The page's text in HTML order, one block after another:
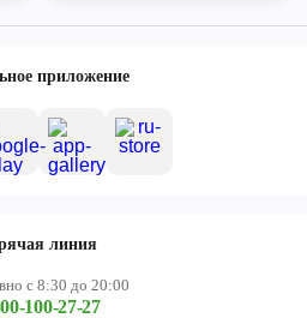
приложение
линия
с 8:30 до 20:00
100-27-27